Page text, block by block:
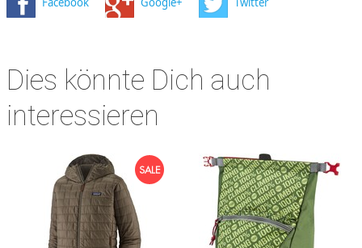
Dies könnte Dich auch
interessieren